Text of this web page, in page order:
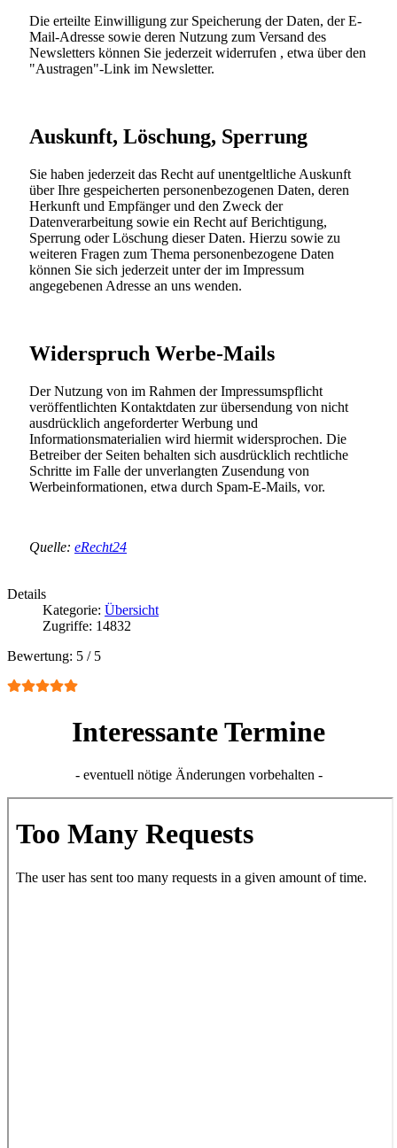
Die erteilte Einwilligung zur Speicherung der Daten, der E-
Mail-Adresse sowie deren Nutzung zum Versand des
Newsletters können Sie jederzeit widerrufen , etwa über den
"Austragen"-Link im Newsletter.
Auskunft, Löschung, Sperrung
Sie haben jederzeit das Recht auf unentgeltliche Auskunft
über Ihre gespeicherten personenbezogenen Daten, deren
Herkunft und Empfänger und den Zweck der
Datenverarbeitung sowie ein Recht auf Berichtigung,
Sperrung oder Löschung dieser Daten. Hierzu sowie zu
weiteren Fragen zum Thema personenbezogene Daten
können Sie sich jederzeit unter der im Impressum
angegebenen Adresse an uns wenden.
Widerspruch Werbe-Mails
Der Nutzung von im Rahmen der Impressumspflicht
veröffentlichten Kontaktdaten zur übersendung von nicht
ausdrücklich angeforderter Werbung und
Informationsmaterialien wird hiermit widersprochen. Die
Betreiber der Seiten behalten sich ausdrücklich rechtliche
Schritte im Falle der unverlangten Zusendung von
Werbeinformationen, etwa durch Spam-E-Mails, vor.
Quelle: eRecht24
Details
Kategorie: Übersicht
Zugriffe: 14832
Bewertung: 5 / 5
Interessante Termine
- eventuell nötige Änderungen vorbehalten -